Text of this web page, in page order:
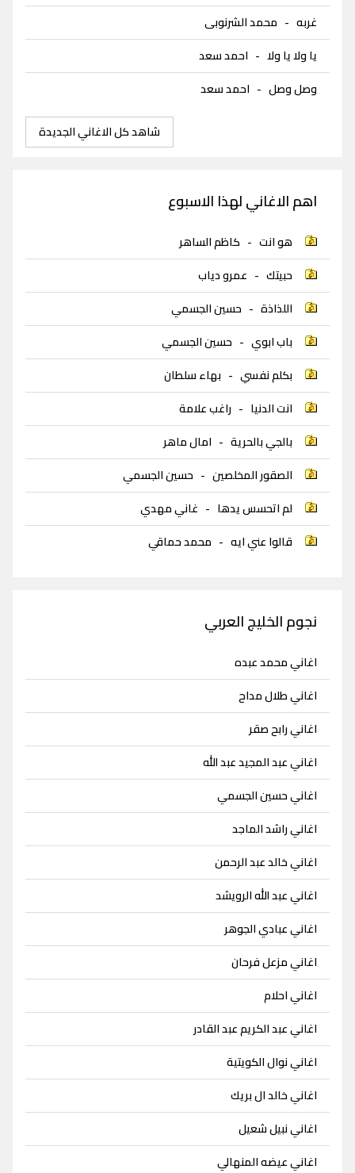
غربه - محمد الشرنوبى
يا ولا يا ولا - احمد سعد
وصل وصل - احمد سعد
شاهد كل الاغاني الجديدة
اهم الاغاني لهذا الاسبوع
هو انت - كاظم الساهر
حبيتك - عمرو دياب
اللذاذة - حسين الجسمي
باب ابوي - حسين الجسمي
بكلم نفسي - بهاء سلطان
انت الدنيا - راغب علامة
بالجي بالحرية - امال ماهر
الصقور المخلصين - حسين الجسمي
لم اتحسس يدها - غاني مهدي
قالوا عني ايه - محمد حماقي
نجوم الخليج العربي
اغاني محمد عبده
اغاني طلال مداح
اغاني رابح صقر
اغاني عبد المجيد عبد الله
اغاني حسين الجسمي
اغاني راشد الماجد
اغاني خالد عبد الرحمن
اغاني عبد الله الرويشد
اغاني عبادي الجوهر
اغاني مزعل فرحان
اغاني احلام
اغاني عبد الكريم عبد القادر
اغاني نوال الكويتية
اغاني خالد ال بريك
اغاني نبيل شعيل
اغاني عيضه المنهالي